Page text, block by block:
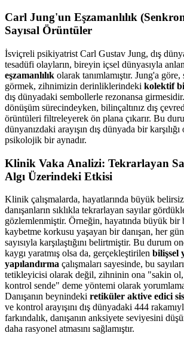
Carl Jung'un Eşzamanlılık
Sayısal Örüntüler
İsviçreli psikiyatrist Carl Gustav Jung, dış
tesadüfi olayların, bireyin içsel dünyasıyla
eşzamanlılık olarak tanımlamıştır. Jung'a göre,
görmek, zihnimizin derinliklerindeki kolektif
dış dünyadaki sembollerle rezonansa
dönüşüm sürecindeyken, bilinçaltınız dış
örüntüleri filtreleyerek ön plana çıkarır. Bu
dünyanızdaki arayışın dış dünyada bir
psikolojik bir aynadır.
Klinik Vaka Analizi: Tekrarlayan
Algı Üzerindeki Etkisi
Klinik çalışmalarda, hayatlarında büyük
danışanların sıklıkla tekrarlayan sayılar
gözlemlenmiştir. Örneğin, hayatında büyük
kaybetme korkusu yaşayan bir danışan, her
sayısıyla karşılaştığını belirtmiştir. Bu durum
kaygı yaratmış olsa da, gerçekleştirilen bilişsel
yapılandırma çalışmaları sayesinde, bu
tetikleyicisi olarak değil, zihninin ona "sakin
kontrol sende" deme yöntemi olarak
Danışanın beynindeki retiküler aktive edici
ve kontrol arayışını dış dünyadaki 444
farkındalık, danışanın anksiyete seviyesini
daha rasyonel atmasını sağlamıştır.